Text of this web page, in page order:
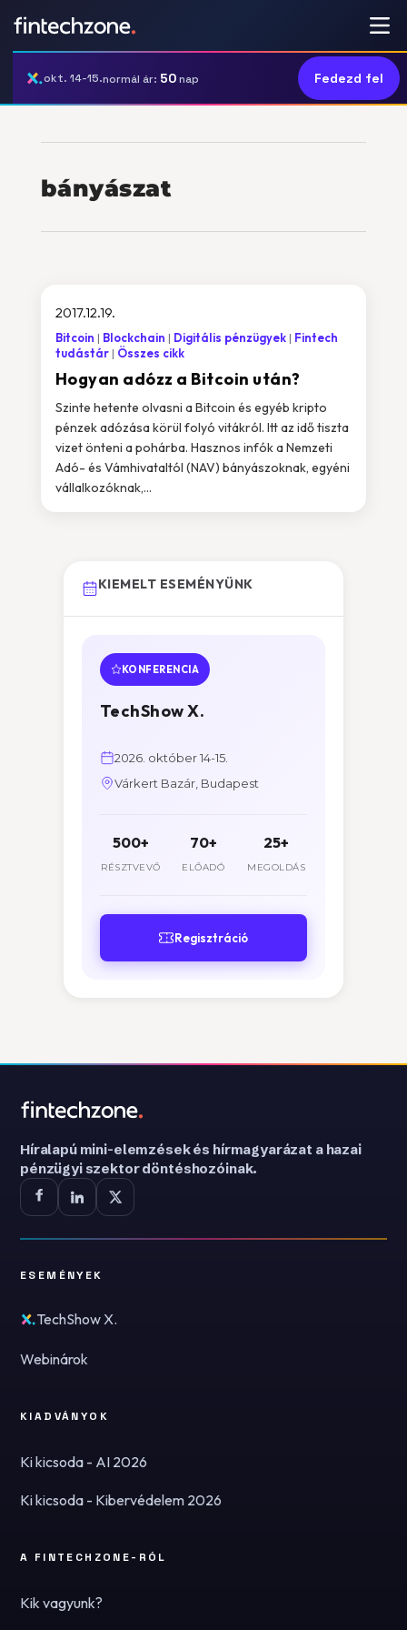
okt. 14-15.normál ár: 50nap Fedezd fel
bányászat
Hogyan adózz a Bitcoin után?
2017.12.19.
Bitcoin Blockchain Digitális pénzügyek
Fintech
tudástár
Összes cikk
Szinte hetente olvasni a Bitcoin és egyéb kripto
pénzek adózása körül folyó vitákról. Itt az idő tiszta
vizet önteni a pohárba. Hasznos infók a Nemzeti
Adó- és Vámhivataltól (NAV) bányászoknak, egyéni
vállalkozóknak,...
KIEMELT ESEMÉNYÜNK
KONFERENCIA
TechShow X.
2026. október 14-15.
Várkert Bazár, Budapest
500+
RÉSZTVEVŐ
70+
ELŐADÓ
25+
MEGOLDÁS
Regisztráció
Híralapú mini-elemzések és hírmagyarázat a hazai
pénzügyi szektor döntéshozóinak.
ESEMÉNYEK
TechShow X.
Webinárok
KIADVÁNYOK
Ki kicsoda - AI 2026
Ki kicsoda - Kibervédelem 2026
A FINTECHZONE-RÓL
Kik vagyunk?